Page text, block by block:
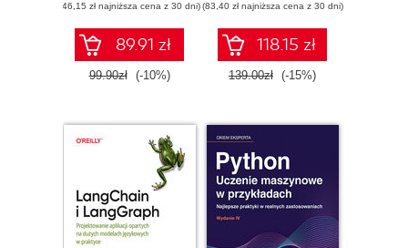
(46,15 zł najniższa cena z 30 dni)
89.91 zł
99.90zł (-10%)
Prioritize High-
Value Work, and
Lead Beyond Their
Role
(83,40 zł najniższa cena z 30 dni)
118.15 zł
139.00zł (-15%)